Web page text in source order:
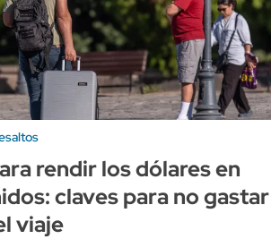
rendir los dólares en
claves para no gastar
viaje